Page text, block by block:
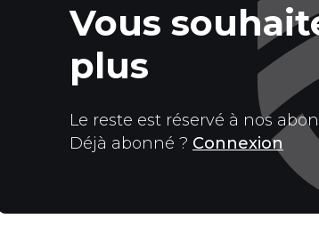
Vous
plus
Le reste est réservé à nos
Déjà abonné ? Connexion